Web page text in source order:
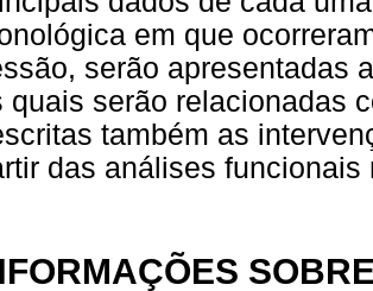
em que
serão apresentadas
quais serão relacionadas
também as
das análises funcionais